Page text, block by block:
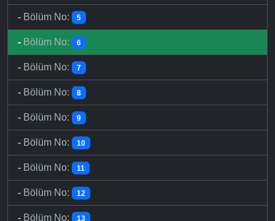
- Bölüm No: 5
- Bölüm No: 6
- Bölüm No: 7
- Bölüm No: 8
- Bölüm No: 9
- Bölüm No: 10
- Bölüm No: 11
- Bölüm No: 12
- Bölüm No: 13